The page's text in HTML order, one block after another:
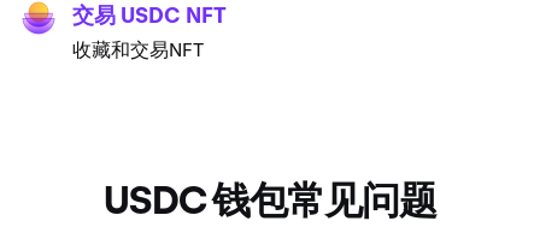
交易 USDC NFT
收藏和交易NFT
USDC 钱包常见问题